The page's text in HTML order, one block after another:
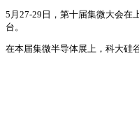
5月27-29日，第十届集微大会在
台。
在本届集微半导体展上，科大硅